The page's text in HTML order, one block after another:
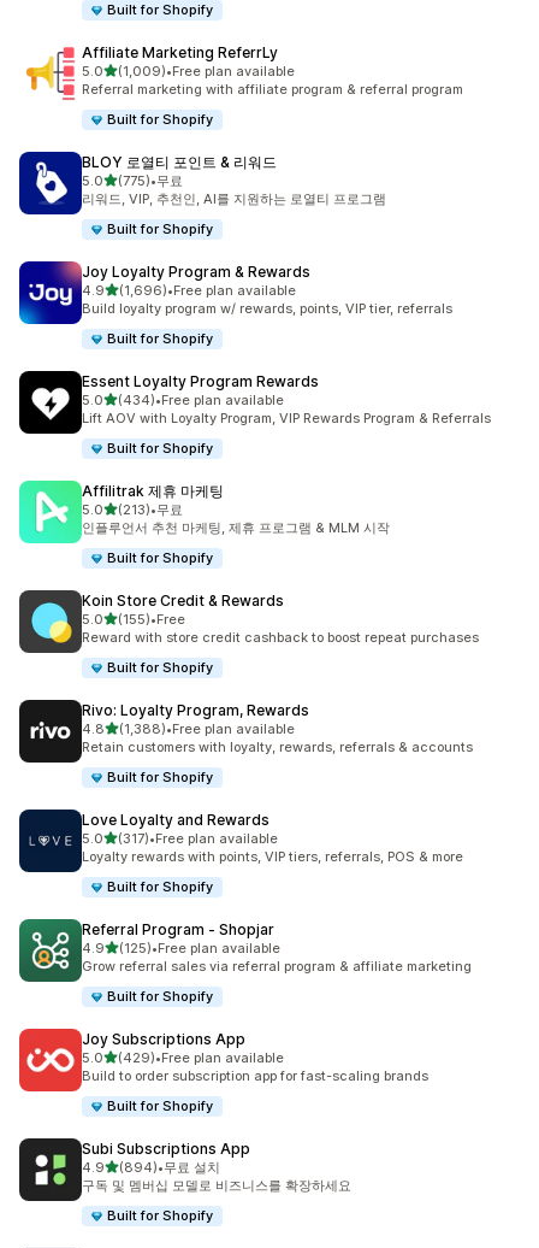
Built for Shopify
Affiliate Marketing ReferrLy
5.0별 5개 중
(1,009)
총 리뷰 1009개
•Free plan available
Referral marketing with affiliate program & referral program
Built for Shopify
BLOY 로열티 포인트 & 리워드
5.0별 5개 중
(775)
총 리뷰 775개
•무료
리워드, VIP, 추천인, AI를 지원하는 로열티 프로그램
Built for Shopify
Joy Loyalty Program & Rewards
4.9별 5개 중
(1,696)
총 리뷰 1696개
•Free plan available
Build loyalty program w/ rewards, points, VIP tier, referrals
Built for Shopify
Essent Loyalty Program Rewards
5.0별 5개 중
(434)
총 리뷰 434개
•Free plan available
Lift AOV with Loyalty Program, VIP Rewards Program & Referrals
Built for Shopify
Affilitrak 제휴 마케팅
5.0별 5개 중
(213)
총 리뷰 213개
•무료
인플루언서 추천 마케팅, 제휴 프로그램 & MLM 시작
Built for Shopify
Koin Store Credit & Rewards
5.0별 5개 중
(155)
총 리뷰 155개
•Free
Reward with store credit cashback to boost repeat purchases
Built for Shopify
Rivo: Loyalty Program, Rewards
4.8별 5개 중
(1,388)
총 리뷰 1388개
•Free plan available
Retain customers with loyalty, rewards, referrals & accounts
Built for Shopify
Love Loyalty and Rewards
5.0별 5개 중
(317)
총 리뷰 317개
•Free plan available
Loyalty rewards with points, VIP tiers, referrals, POS & more
Built for Shopify
Referral Program ‑ Shopjar
4.9별 5개 중
(125)
총 리뷰 125개
•Free plan available
Grow referral sales via referral program & affiliate marketing
Built for Shopify
Joy Subscriptions App
5.0별 5개 중
(429)
총 리뷰 429개
•Free plan available
Build to order subscription app for fast-scaling brands
Built for Shopify
Subi Subscriptions App
4.9별 5개 중
(894)
총 리뷰 894개
•무료 설치
구독 및 멤버십 모델로 비즈니스를 확장하세요
Built for Shopify